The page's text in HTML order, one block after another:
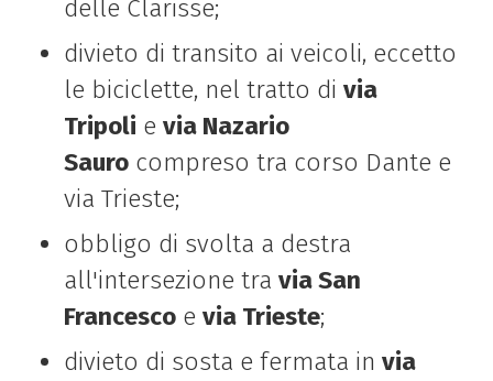
delle Clarisse;
divieto di transito ai veicoli, eccetto
le biciclette, nel tratto di via
Tripoli e via Nazario
Saurocompreso tra corso Dante e
via Trieste;
obbligo di svolta a destra
all'intersezione tra via San
Francescoe via Trieste;
divieto di sosta e fermata in via